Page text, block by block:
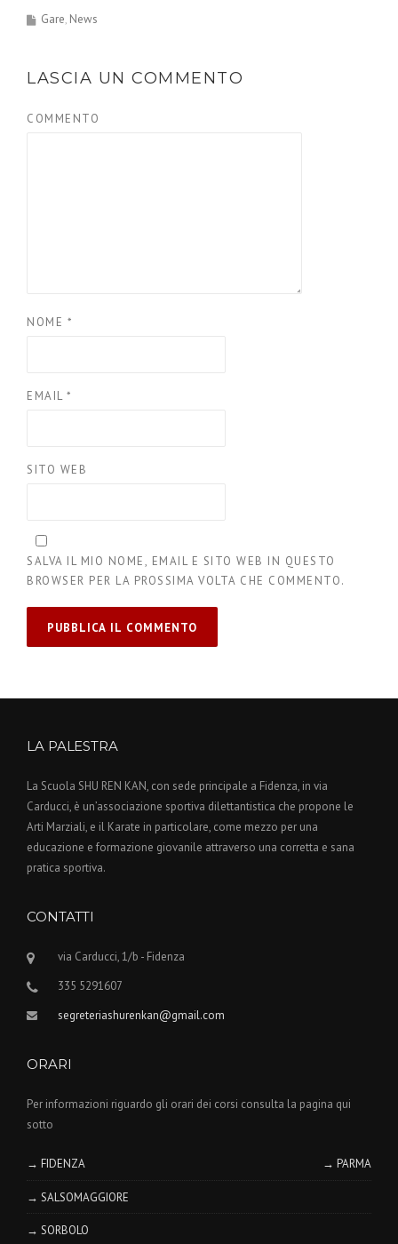
Gare News
LASCIA UN COMMENTO
COMMENTO
NOME *
EMAIL *
SITO WEB
SALVA IL MIO NOME, EMAIL E SITO WEB IN QUESTO
BROWSER PER LA PROSSIMA VOLTA CHE COMMENTO.
LA PALESTRA
La Scuola SHU REN KAN, con sede principale a Fidenza, in via
Carducci, è un’associazione sportiva dilettantistica che propone le
Arti Marziali, e il Karate in particolare, come mezzo per una
educazione e formazione giovanile attraverso una corretta e sana
pratica sportiva.
CONTATTI
via Carducci, 1/b - Fidenza
335 5291607
segreteriashurenkan@gmail.com
ORARI
Per informazioni riguardo gli orari dei corsi consulta la pagina qui
sotto
→ FIDENZA → PARMA
→ SALSOMAGGIORE
→ SORBOLO